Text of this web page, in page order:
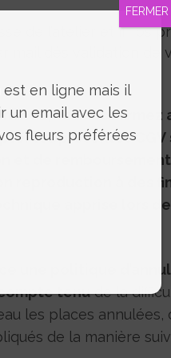
de l’atelier et infos
mail dés validation de
vous confirmez
les présentes CGV
et de
reproduction à des
apprise lors de
une politique
tenude la
les places annulées,
de la manière
en ligne mais il
un email avec les
fleurs préférées
FERMER